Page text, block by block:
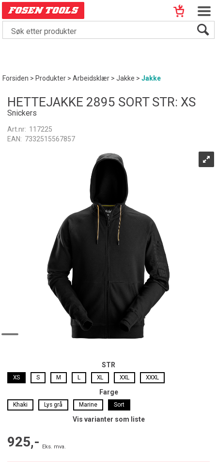
Forsiden>Produkter>Arbeidsklær>Jakke>Jakke
HETTEJAKKE 2895 SORT STR: XS
Snickers
Art.nr: 117225
EAN: 7332515567857
STR
XS S M L XL XXL XXXL
Farge
Khaki Lys grå Marine Sort
Vis varianter som liste
925,- Eks. mva.